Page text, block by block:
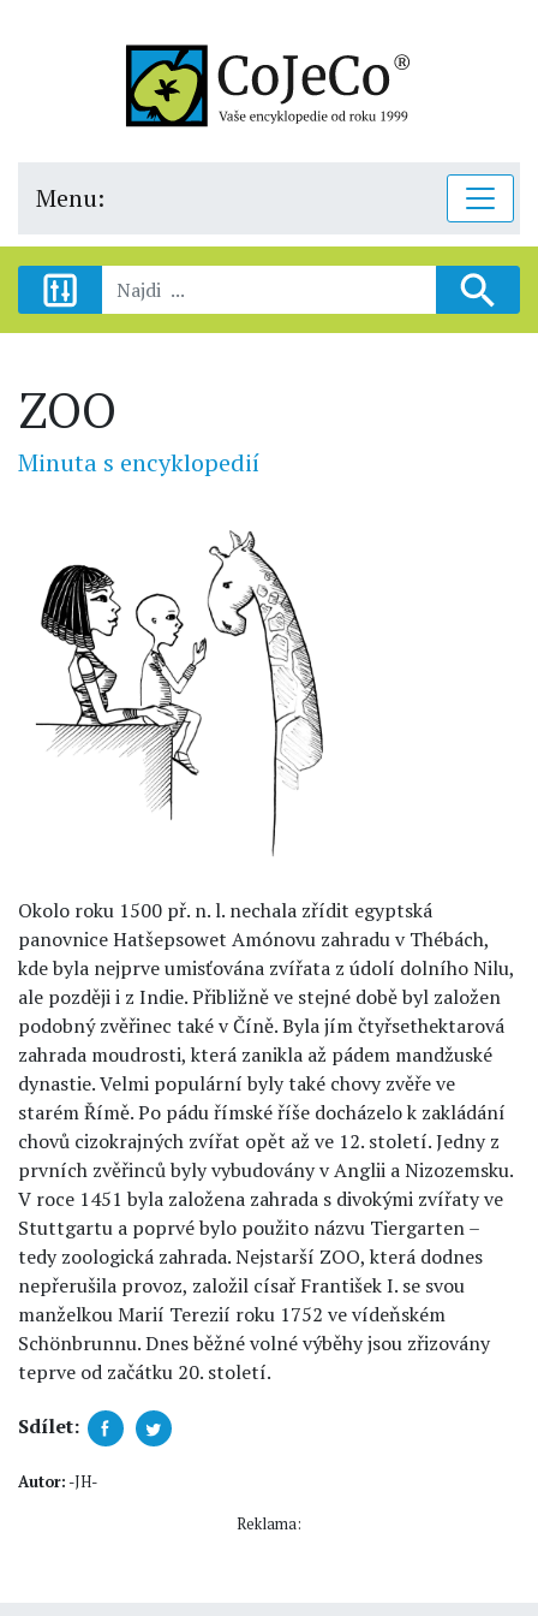
Menu:
ZOO
Minuta s encyklopedií
Okolo roku 1500 př. n. l. nechala zřídit egyptská
panovnice Hatšepsowet Amónovu zahradu v Thébách,
kde byla nejprve umisťována zvířata z údolí dolního Nilu,
ale později i z Indie. Přibližně ve stejné době byl založen
podobný zvěřinec také v Číně. Byla jím čtyřsethektarová
zahrada moudrosti, která zanikla až pádem mandžuské
dynastie. Velmi populární byly také chovy zvěře ve
starém Římě. Po pádu římské říše docházelo k zakládání
chovů cizokrajných zvířat opět až ve 12. století. Jedny z
prvních zvěřinců byly vybudovány v Anglii a Nizozemsku.
V roce 1451 byla založena zahrada s divokými zvířaty ve
Stuttgartu a poprvé bylo použito názvu Tiergarten –
tedy zoologická zahrada. Nejstarší ZOO, která dodnes
nepřerušila provoz, založil císař František I. se svou
manželkou Marií Terezií roku 1752 ve vídeňském
Schönbrunnu. Dnes běžné volné výběhy jsou zřizovány
teprve od začátku 20. století.
Sdílet:
Autor: -JH-
Reklama: